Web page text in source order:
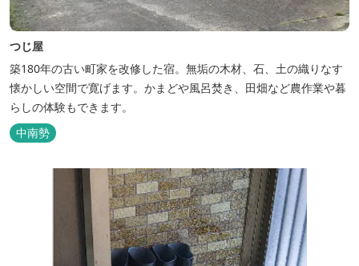
つじ屋
築180年の古い町家を改修した宿。無垢の木材、石、土の織りなす
懐かしい空間で寛げます。かまどや風呂焚き、田畑など農作業や暮
らしの体験もできます。
中南勢